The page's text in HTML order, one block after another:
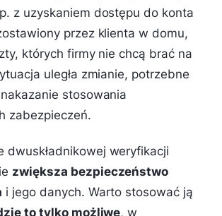
z uzyskaniem dostępu do konta
przez klienta w domu,
których firmy nie chcą brać na
uległa zmianie, potrzebne
stosowania
zabezpieczeń.
dwuskładnikowej weryfikacji
zwiększa bezpieczeństwo
i jego danych. Warto stosować ją
to tylko możliwe, w